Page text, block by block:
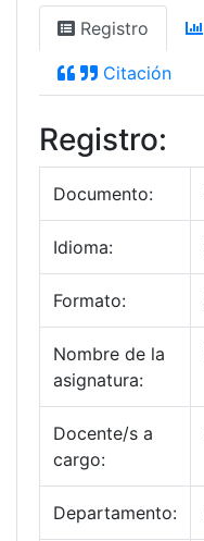
Registro
Citación
Registro:
Documento:
Idioma:
Formato:
Nombre de la
asignatura:
Docente/s a
cargo:
Departamento: